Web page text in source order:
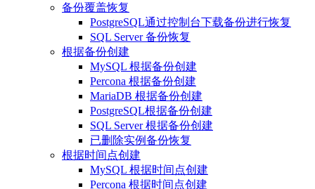
备份覆盖恢复
PostgreSQL通过控制台下载备份进行恢复
SQL Server 备份恢复
根据备份创建
MySQL 根据备份创建
Percona 根据备份创建
MariaDB 根据备份创建
PostgreSQL根据备份创建
SQL Server 根据备份创建
已删除实例备份恢复
根据时间点创建
MySQL 根据时间点创建
Percona 根据时间点创建